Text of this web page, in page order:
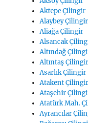
Aktepe Çilingir
Alaybey Çilingir
Aliağa Çilingir
Alsancak
Altındağ
Altıntaş Çilingir
Asarlık Çilingir
Atakent Çilingir
Ataşehir
Atatürk Mah.
Ayrancılar